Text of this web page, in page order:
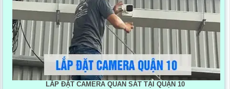
LẮP ĐẶT CAMERA QUAN SÁT TẠI QUẬN 10